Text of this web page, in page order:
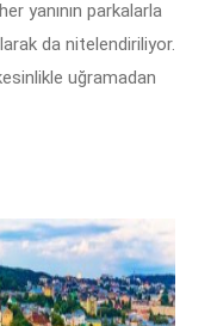
yanının parkalarla
da nitelendiriliyor.
uğramadan